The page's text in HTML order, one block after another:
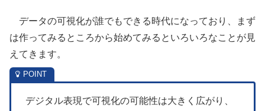
データの可視化が誰でもできる時代になっており、まず
は作ってみるところから始めてみるといろいろなことが見
えてきます。
デジタル表現で可視化の可能性は大きく広がり、